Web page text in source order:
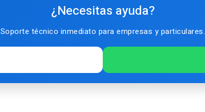
¿Necesitas ayuda?
Soporte técnico inmediato para empresas y particulares.